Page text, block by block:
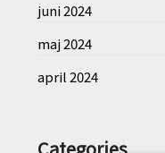
juni 2024
maj 2024
april 2024